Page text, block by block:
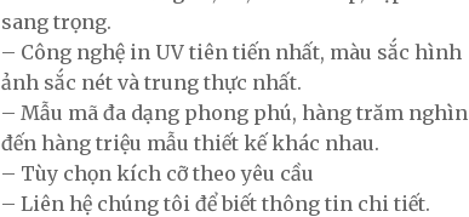
sang trọng.
– Công nghệ in UV tiên tiến nhất, màu sắc hình
ảnh sắc nét và trung thực nhất.
– Mẫu mã đa dạng phong phú, hàng trăm nghìn
đến hàng triệu mẫu thiết kế khác nhau.
– Tùy chọn kích cỡ theo yêu cầu
– Liên hệ chúng tôi để biết thông tin chi tiết.